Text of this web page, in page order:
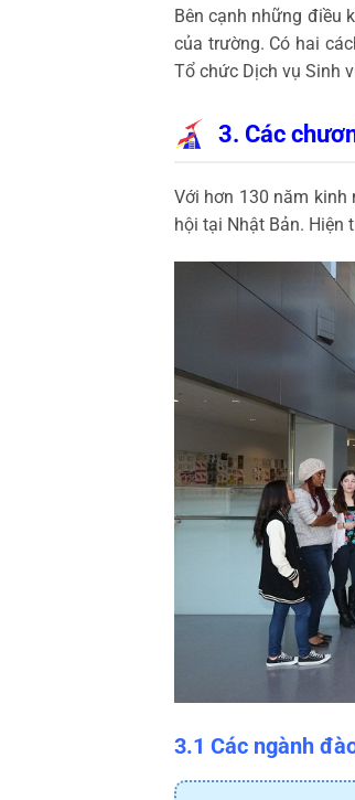
Bên cạnh những điều
của trường. Có hai
Tổ chức Dịch vụ Sinh
3. Các
Với hơn 130 năm kinh
hội tại Nhật Bản. Hiện
3.1 Các ngành